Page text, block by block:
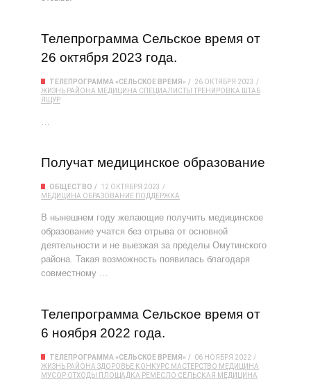
Телепрограмма Сельское время от
26 октября 2023 года.
ТЕЛЕПРОГРАММА «СЕЛЬСКОЕ ВРЕМЯ»
26 ОКТЯБРЯ 2023
ЖИЗНЬ РАЙОНА МЕДИЦИНА СПЕЦИАЛИСТЫ ТРЕНИРОВКА
ШТАБ
ЯЩУР
…
Получат медицинское образование
ОБЩЕСТВО
12 ОКТЯБРЯ 2023
МЕДИЦИНА ОБРАЗОВАНИЕ ПОДДЕРЖКА
В нынешнем году желающие получить медицинское
образование учатся без отрыва от основной
деятельности и не выезжая за пределы Омутинского
района. Такая возможность появилась благодаря
совместному …
Телепрограмма Сельское время от
6 ноября 2022 года.
ТЕЛЕПРОГРАММА «СЕЛЬСКОЕ ВРЕМЯ»
06 НОЯБРЯ 2022
ЖИЗНЬ РАЙОНА ЗДОРОВЬЕ КОНКУРС МАСТЕРСТВО МЕДИЦИНА
МУСОР ОТХОДЫ ПЛОЩАДКА РЕМЕСЛО СЕЛЬСКАЯ МЕДИЦИНА